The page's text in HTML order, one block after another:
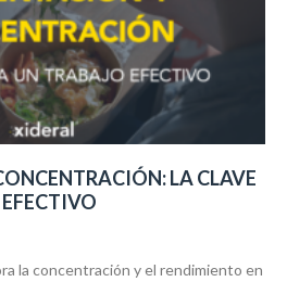
LA CLAVE
la concentración y el rendimiento en